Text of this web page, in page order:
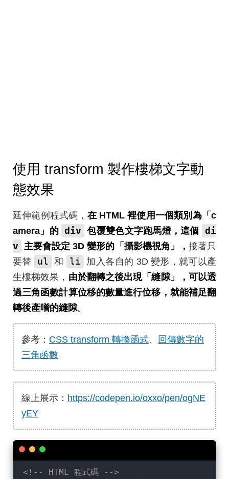
使用 transform 製作樓梯文字動
態效果
延伸範例程式碼， 在 HTML 裡使用一個類別為「c
amera」的 div 包覆雙色文字跑馬燈，這個
di
v 主要會設定 3D 變形的「攝影機視角」， 接著只
要替
ul 和 li
加入各自的 3D 變形，就可以產
生樓梯效果， 由於翻轉之後出現「縫隙」，可以透
過三角函數計算位移的數量進行位移，就能補足翻
轉後產噌的縫隙。
參考： CSS transform 轉換函式、
回傳數字的
三角函數
線上展示： https://codepen.io/oxxo/pen/ogNE
yEY
<!-- HTML 程式碼 -->